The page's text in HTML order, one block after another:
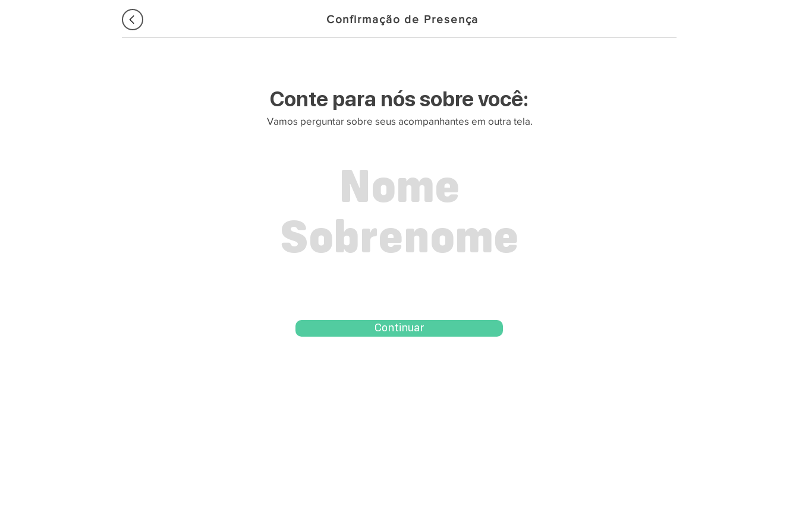
Confirmação de Presença
Conte para nós sobre você:
Vamos perguntar sobre seus acompanhantes em outra tela.
Continuar